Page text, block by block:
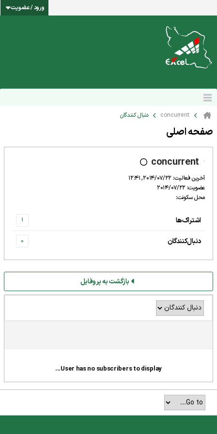
ورود / عضویت
concurrent دنبال کنندگان
صفحه اصلی
concurrent
آخرین فعالیت: 2014/07/22, 12:41
عضویت: 2014/07/22
محل سکونت:
اشتراک‌ها 1
دنبال‌کنندگان 0
بازگشت به پروفایل
User has no subscribers to display...